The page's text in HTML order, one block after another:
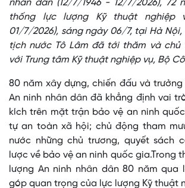
nhân dân (12/7/1946 - 12/7/2026), 72
thống lực lượng Kỹ thuật nghiệp
01/7/2026), sáng ngày 06/7, tại Hà Nội,
tịch nước Tô Lâm đã tới thăm và chủ
với Trung tâm Kỹ thuật nghiệp vụ, Bộ
80 năm xây dựng, chiến đấu và
An ninh nhân dân đã khẳng định vai
kích trên mặt trận bảo vệ an ninh
tự an toàn xã hội; chủ động tham
nước những chủ trương, quyết sách
lược về bảo vệ an ninh quốc gia.Trong
lượng An ninh nhân dân 80 năm qua
góp quan trọng của lực lượng Kỹ thuật